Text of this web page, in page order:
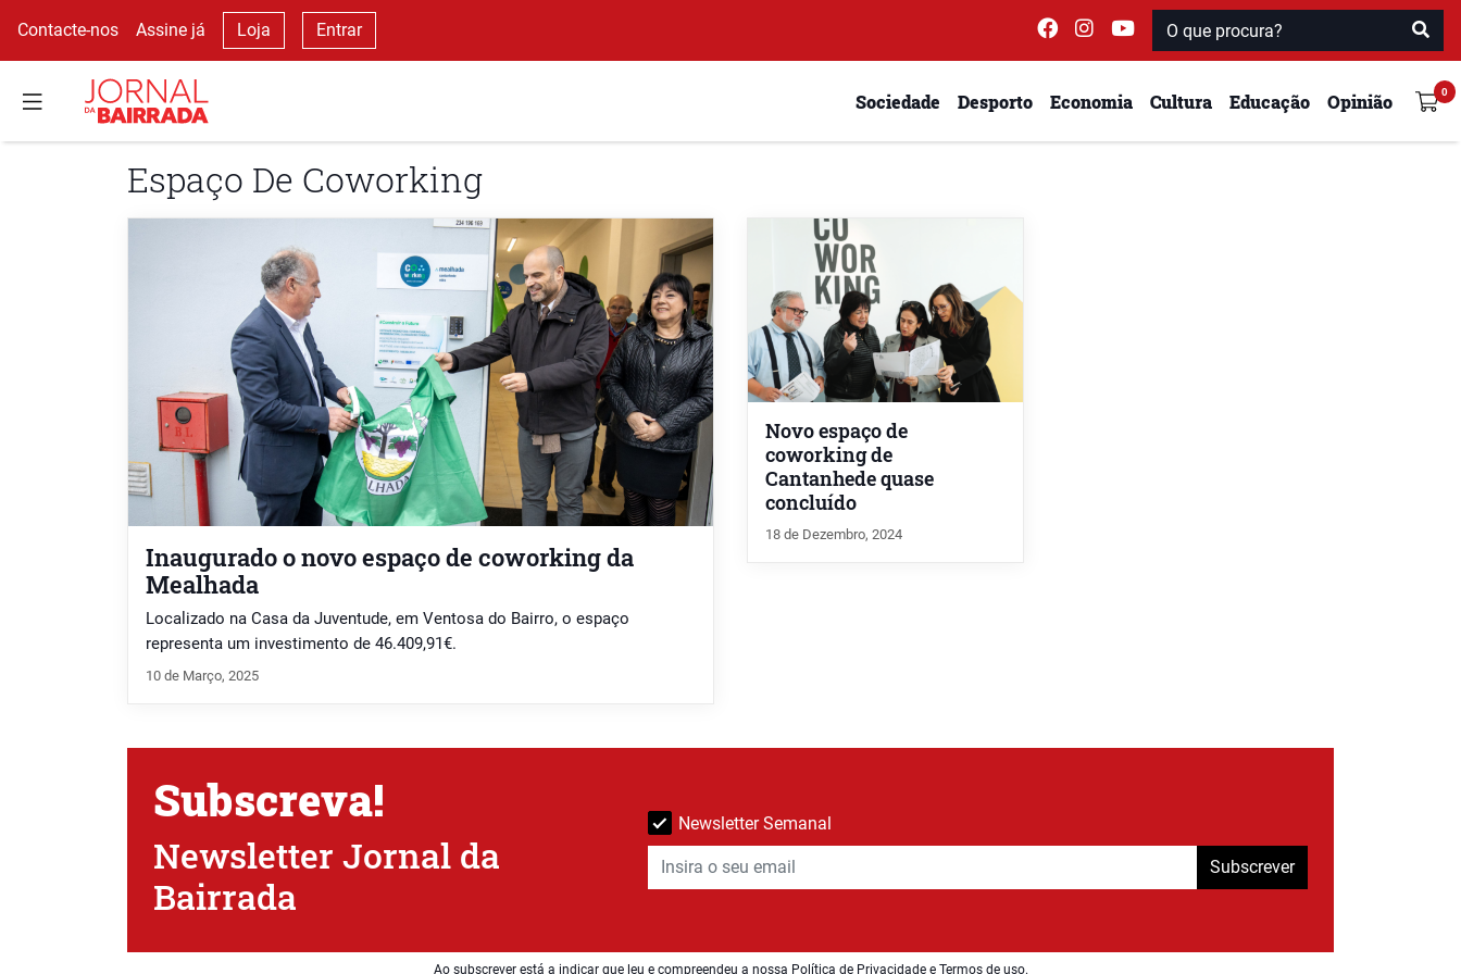
Contacte-nos Assine já Loja Entrar
Sociedade Desporto Economia Cultura Educação Opinião
Espaço De Coworking
Inaugurado o novo espaço de coworking da
Mealhada
Localizado na Casa da Juventude, em Ventosa do Bairro, o espaço
representa um investimento de 46.409,91€.
10 de Março, 2025
Novo espaço de
coworking de
Cantanhede quase
concluído
18 de Dezembro, 2024
Subscreva!
Newsletter Jornal da
Bairrada
Newsletter Semanal
Subscrever
Ao subscrever está a indicar que leu e compreendeu a nossa Política de Privacidade e Termos de uso.